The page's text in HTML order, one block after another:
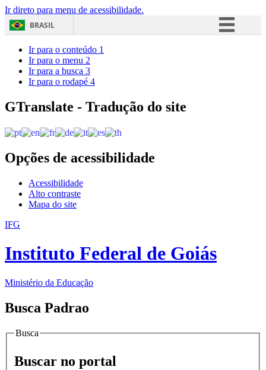
Ir direto para menu de acessibilidade.
BRASIL
Acesso à informação
Ir para o conteúdo 1
Ir para o menu 2
Ir para a busca 3
Ir para o rodapé 4
GTranslate - Tradução do site
Opções de acessibilidade
Acessibilidade
Alto contraste
Mapa do site
IFG
Instituto Federal de Goiás
Ministério da Educação
Busca Padrao
Busca
Buscar no portal